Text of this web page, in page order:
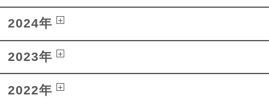
2024年
2023年
2022年